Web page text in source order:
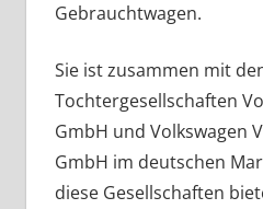
Gebrauchtwagen.
Sie ist zusammen mit
Tochtergesellschaften
GmbH und Volkswagen
GmbH im deutschen
diese Gesellschaften